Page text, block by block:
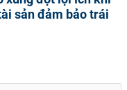
sản đảm bảo trái